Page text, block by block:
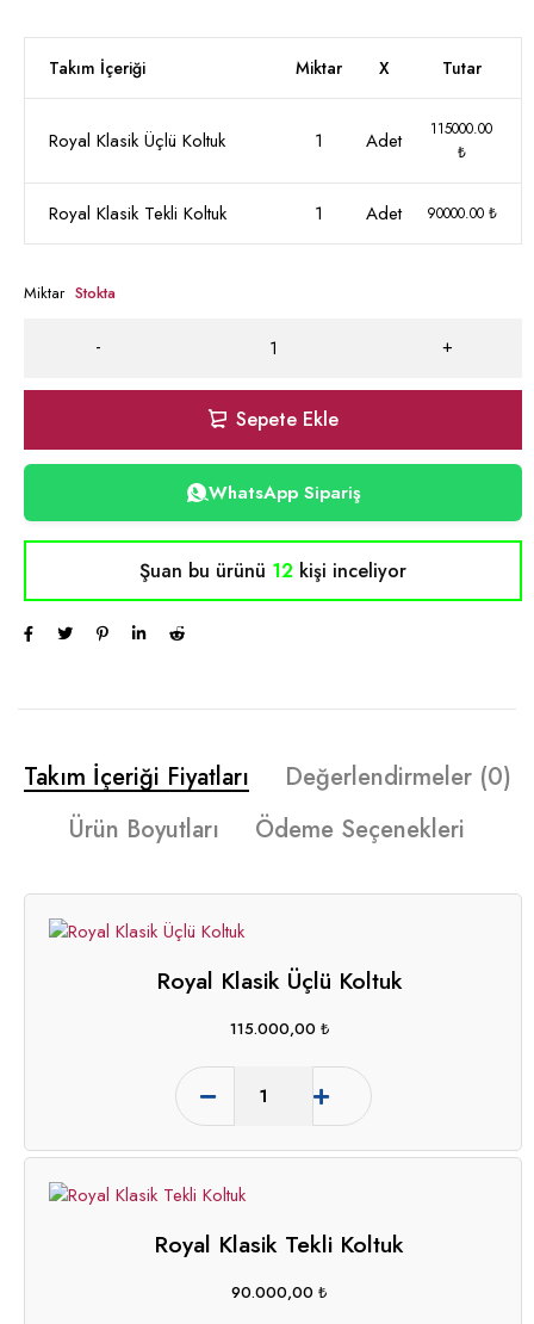
Takım İçeriği Miktar X Tutar
Royal Klasik Üçlü Koltuk 1 Adet
115000.00
₺
Royal Klasik Tekli Koltuk 1 Adet 90000.00 ₺
Miktar Stokta
Sepete Ekle
WhatsApp Sipariş
Şuan bu ürünü 12 kişi inceliyor
Takım İçeriği Fiyatları
Değerlendirmeler (0)
Ürün Boyutları
Ödeme Seçenekleri
Royal Klasik Üçlü Koltuk
115.000,00 ₺
Royal Klasik Tekli Koltuk
90.000,00 ₺